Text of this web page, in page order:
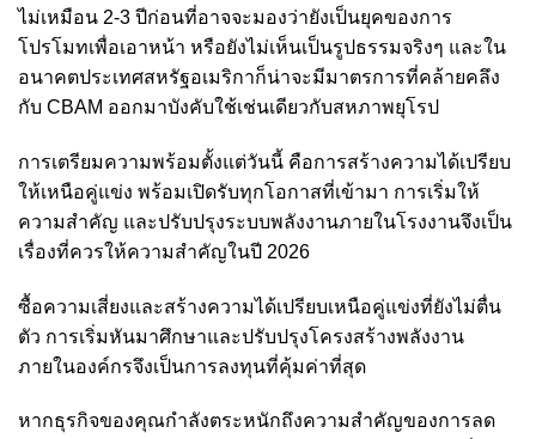
ไม่เหมือน 2-3 ปีก่อนที่อาจจะมองว่ายังเป็นยุคของการ
โปรโมทเพื่อเอาหน้า หรือยังไม่เห็นเป็นรูปธรรมจริงๆ และใน
อนาคตประเทศสหรัฐอเมริกาก็น่าจะมีมาตรการที่คล้ายคลึง
กับ CBAM ออกมาบังคับใช้เช่นเดียวกับสหภาพยุโรป
การเตรียมความพร้อมตั้งแต่วันนี้ คือการสร้างความได้เปรียบ
ให้เหนือคู่แข่ง พร้อมเปิดรับทุกโอกาสที่เข้ามา การเริ่มให้
ความสำคัญ และปรับปรุงระบบพลังงานภายในโรงงานจึงเป็น
เรื่องที่ควรให้ความสำคัญในปี 2026
ซื้อความเสี่ยงและสร้างความได้เปรียบเหนือคู่แข่งที่ยังไม่ตื่น
ตัว การเริ่มหันมาศึกษาและปรับปรุงโครงสร้างพลังงาน
ภายในองค์กรจึงเป็นการลงทุนที่คุ้มค่าที่สุด
หากธุรกิจของคุณกำลังตระหนักถึงความสำคัญของการลด